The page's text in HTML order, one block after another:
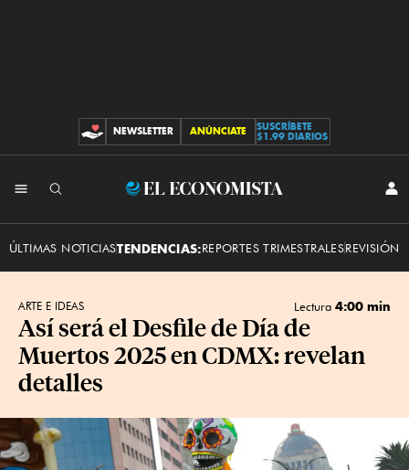
CONTRIBUCIONES
NEWSLETTER ANÚNCIATE
SUSCRÍBETE
$1.99 DIARIOS
El
ÚLTIMAS NOTICIASTENDENCIAS:REPORTES TRIMESTRALESREVISIÓN
ARTE E IDEAS Lectura 4:00 min
Así será el Desfile de Día de
Muertos 2025 en CDMX: revelan
detalles